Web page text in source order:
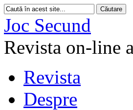
Joc Secund
Revista on-line
Revista
Despre